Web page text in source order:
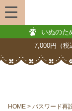
いぬのた
7,000円（税
HOME パスワード再